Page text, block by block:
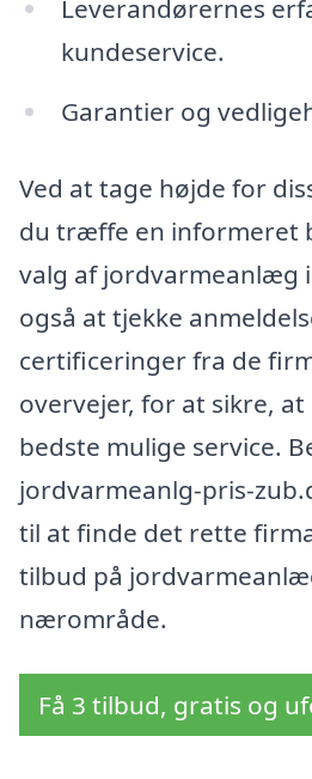
Leverandørernes
kundeservice.
Garantier og
Ved at tage højde for
du træffe en informeret
valg af jordvarmeanlæg
også at tjekke
certificeringer fra de
overvejer, for at sikre,
bedste mulige service.
jordvarmeanlg-pris-
til at finde det rette
tilbud på
nærområde.
Få 3 tilbud, gratis og